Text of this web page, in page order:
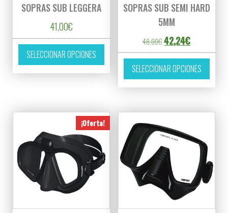
SOPRAS SUB LEGGERA
41,00€
SELECCIONAR OPCIONES
Este producto tiene múltiples variantes.
SOPRAS SUB SEMI HARD
5MM
48,00€El precio original
42,24€El precio
SELECCIONAR OPCIONES
Este
¡Oferta!